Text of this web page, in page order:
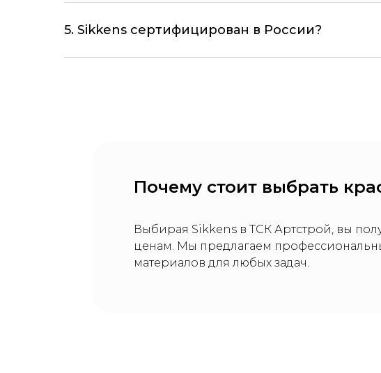
5. Sikkens сертифицирован в России?
Почему стоит выбрать
Выбирая Sikkens в ТСК Артстрой, вы
ценам. Мы предлагаем
материалов для любых задач.